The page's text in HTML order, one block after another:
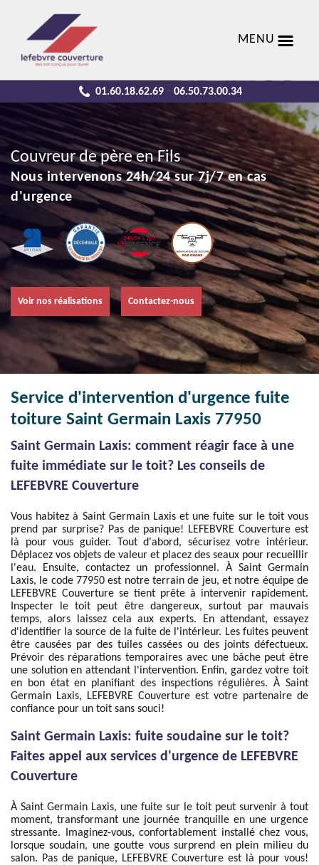
MENU
01.60.18.62.69 - 06.50.73.00.34
Couvreur de père en Fils
Nous intervenons 24h/24 sur 7j/7 en cas
d'urgence
Voir nos réalisations Contactez-nous
Service d'intervention d'urgence fuite
toiture Saint Germain Laxis 77950
Saint Germain Laxis: comment réagir face à une
fuite immédiate sur le toit? Les conseils de
LEFEBVRE Couverture
Vous habitez à Saint Germain Laxis et une fuite sur le toit vous
prend par surprise? Pas de panique! LEFEBVRE Couverture est
là pour vous guider. Tout d'abord, sécurisez votre intérieur.
Déplacez vos objets de valeur et placez des seaux pour recueillir
l'eau. Ensuite, contactez un professionnel. À Saint Germain
Laxis, le code 77950 est notre terrain de jeu, et notre équipe de
LEFEBVRE Couverture se tient prête à intervenir rapidement.
Inspecter le toit peut être dangereux, surtout par mauvais
temps, alors laissez cela aux experts. En attendant, essayez
d'identifier la source de la fuite de l'intérieur. Les fuites peuvent
être causées par des tuiles cassées ou des joints défectueux.
Prévoir des réparations temporaires avec une bâche peut être
une solution en attendant l'intervention. Enfin, gardez votre toit
en bon état en planifiant des inspections régulières. À Saint
Germain Laxis, LEFEBVRE Couverture est votre partenaire de
confiance pour un toit sans souci!
Saint Germain Laxis: fuite soudaine sur le toit?
Faites appel aux services d'urgence de LEFEBVRE
Couverture
À Saint Germain Laxis, une fuite sur le toit peut survenir à tout
moment, transformant une journée tranquille en une urgence
stressante. Imaginez-vous, confortablement installé chez vous,
lorsque soudain, une goutte vous surprend en plein milieu du
salon. Pas de panique, LEFEBVRE Couverture est là pour vous!